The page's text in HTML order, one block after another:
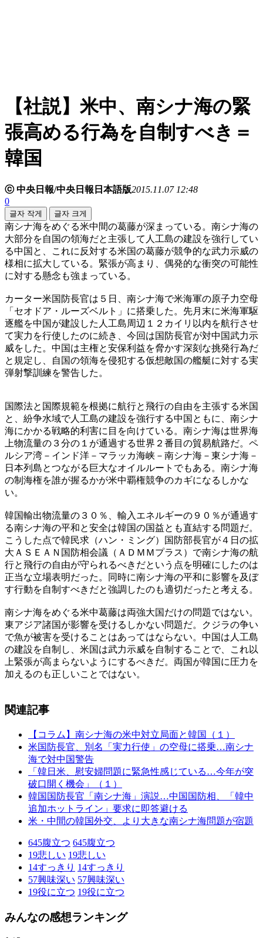
【社説】米中、南シナ海の緊
張高める行為を自制すべき＝
韓国
ⓒ 中央日報/中央日報日本語版2015.11.07 12:48
0
글자 작게 글자 크게
南シナ海をめぐる米中間の葛藤が深まっている。南シナ海の
大部分を自国の領海だと主張して人工島の建設を強行してい
る中国と、これに反対する米国の葛藤が競争的な武力示威の
様相に拡大している。緊張が高まり、偶発的な衝突の可能性
に対する懸念も強まっている。
カーター米国防長官は５日、南シナ海で米海軍の原子力空母
「セオドア・ルーズベルト」に搭乗した。先月末に米海軍駆
逐艦を中国が建設した人工島周辺１２カイリ以内を航行させ
て実力を行使したのに続き、今回は国防長官が対中国武力示
威をした。中国は主権と安保利益を脅かす深刻な挑発行為だ
と規定し、自国の領海を侵犯する仮想敵国の艦艇に対する実
弾射撃訓練を警告した。
国際法と国際規範を根拠に航行と飛行の自由を主張する米国
と、紛争水域で人工島の建設を強行する中国ともに、南シナ
海にかかる戦略的利害に目を向けている。南シナ海は世界海
上物流量の３分の１が通過する世界２番目の貿易航路だ。ペ
ルシア湾－インド洋－マラッカ海峡－南シナ海－東シナ海－
日本列島とつながる巨大なオイルルートでもある。南シナ海
の制海権を誰が握るかが米中覇権競争のカギになるしかな
い。
韓国輸出物流量の３０％、輸入エネルギーの９０％が通過す
る南シナ海の平和と安全は韓国の国益とも直結する問題だ。
こうした点で韓民求（ハン・ミング）国防部長官が４日の拡
大ＡＳＥＡＮ国防相会議（ＡＤＭＭプラス）で南シナ海の航
行と飛行の自由が守られるべきだという点を明確にしたのは
正当な立場表明だった。同時に南シナ海の平和に影響を及ぼ
す行動を自制すべきだと強調したのも適切だったと考える。
南シナ海をめぐる米中葛藤は両強大国だけの問題ではない。
東アジア諸国が影響を受けるしかない問題だ。クジラの争い
で魚が被害を受けることはあってはならない。中国は人工島
の建設を自制し、米国は武力示威を自制することで、これ以
上緊張が高まらないようにするべきだ。両国が韓国に圧力を
加えるのも正しいことではない。
関連記事
【コラム】南シナ海の米中対立局面と韓国（１）
米国防長官、別名「実力行使」の空母に搭乗…南シナ
海で対中国警告
「韓日米、慰安婦問題に緊急性感じている…今年が突
破口開く機会」（１）
韓国国防長官「南シナ海」演説…中国国防相、「韓中
追加ホットライン」要求に即答避ける
米・中間の韓国外交、より大きな南シナ海問題が宿題
645腹立つ 645腹立つ
19悲しい 19悲しい
14すっきり 14すっきり
57興味深い 57興味深い
19役に立つ 19役に立つ
みんなの感想ランキング